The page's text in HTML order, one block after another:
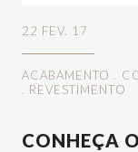
22 FEV. 17
ACABAMENTO
REVESTIMENTO
CONHEÇA